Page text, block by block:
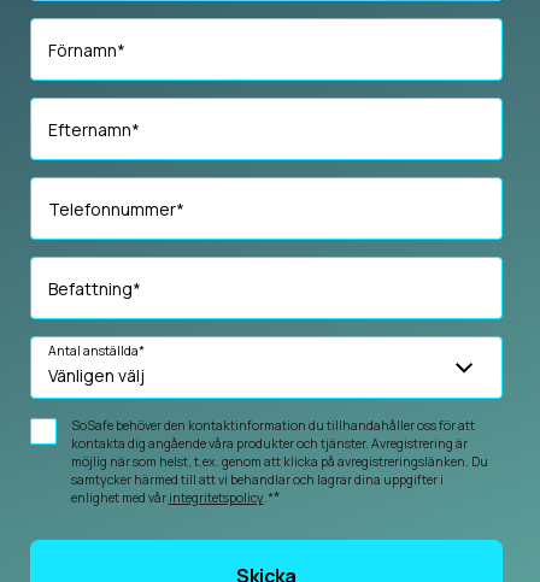
Förnamn*
Efternamn*
Telefonnummer*
Befattning*
Antal anställda*
SoSafe behöver den kontaktinformation du tillhandahåller oss för att
kontakta dig angående våra produkter och tjänster. Avregistrering är
möjlig när som helst, t.ex. genom att klicka på avregistreringslänken. Du
samtycker härmed till att vi behandlar och lagrar dina uppgifter i
enlighet med vår integritetspolicy .**